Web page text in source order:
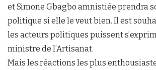
et Simone Gbagbo amnistiée prendra
politique si elle le veut bien. Il est
les acteurs politiques puissent
ministre de l’Artisanat.
Mais les réactions les plus